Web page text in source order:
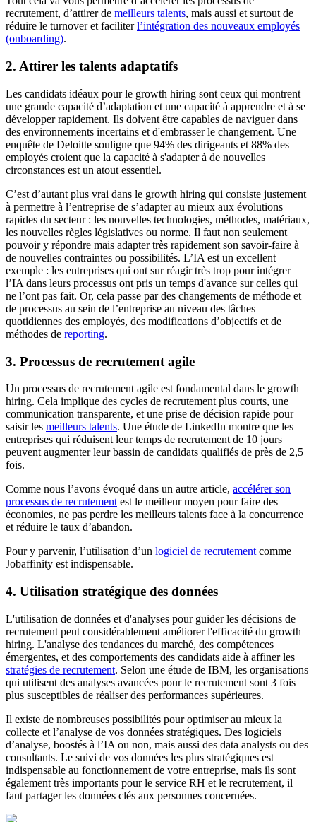
recrutement, d’attirer de meilleurs talents, mais aussi et surtout de
réduire le turnover et faciliterl’intégration des nouveaux employés
(onboarding).
2. Attirer les talents adaptatifs
Les candidats idéaux pour le growth hiring sont ceux qui montrent
une grande capacité d’adaptation et une capacité à apprendre et à se
développer rapidement. Ils doivent être capables de naviguer dans
des environnements incertains et d'embrasser le changement. Une
enquête de Deloitte souligne que 94% des dirigeants et 88% des
employés croient que la capacité à s'adapter à de nouvelles
circonstances est un atout essentiel.
C’est d’autant plus vrai dans le growth hiring qui consiste justement
à permettre à l’entreprise de s’adapter au mieux aux évolutions
rapides du secteur : les nouvelles technologies, méthodes, matériaux,
les nouvelles règles législatives ou norme. Il faut non seulement
pouvoir y répondre mais adapter très rapidement son savoir-faire à
de nouvelles contraintes ou possibilités. L’IA est un excellent
exemple : les entreprises qui ont sur réagir très trop pour intégrer
l’IA dans leurs processus ont pris un temps d'avance sur celles qui
ne l’ont pas fait. Or, cela passe par des changements de méthode et
de processus au sein de l’entreprise au niveau des tâches
quotidiennes des employés, des modifications d’objectifs et de
méthodes de reporting.
3. Processus de recrutement agile
Un processus de recrutement agile est fondamental dans le growth
hiring. Cela implique des cycles de recrutement plus courts, une
communication transparente, et une prise de décision rapide pour
saisir les meilleurs talents. Une étude de LinkedIn montre que les
entreprises qui réduisent leur temps de recrutement de 10 jours
peuvent augmenter leur bassin de candidats qualifiés de près de 2,5
fois.
Comme nous l’avons évoqué dans un autre article, accélérer son
processus de recrutement est le meilleur moyen pour faire des
économies, ne pas perdre les meilleurs talents face à la concurrence
et réduire le taux d’abandon.
Pour y parvenir, l’utilisation d’un logiciel de recrutement comme
Jobaffinity est indispensable.
4. Utilisation stratégique des données
L'utilisation de données et d'analyses pour guider les décisions de
recrutement peut considérablement améliorer l'efficacité du growth
hiring. L'analyse des tendances du marché, des compétences
émergentes, et des comportements des candidats aide à affiner les
stratégies de recrutement. Selon une étude de IBM, les organisations
qui utilisent des analyses avancées pour le recrutement sont 3 fois
plus susceptibles de réaliser des performances supérieures.
Il existe de nombreuses possibilités pour optimiser au mieux la
collecte et l’analyse de vos données stratégiques. Des logiciels
d’analyse, boostés à l’IA ou non, mais aussi des data analysts ou des
consultants. Le suivi de vos données les plus stratégiques est
indispensable au fonctionnement de votre entreprise, mais ils sont
également très importants pour le service RH et le recrutement, il
faut partager les données clés aux personnes concernées.